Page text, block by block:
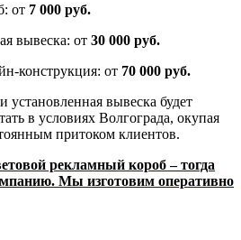
от 7 000 руб.
вывеска: от 30 000 руб.
конструкция: от 70 000 руб.
установленная вывеска будет
в условиях Волгограда, окупая
притоком клиентов.
рекламный короб – тогда
Мы изготовим оперативно